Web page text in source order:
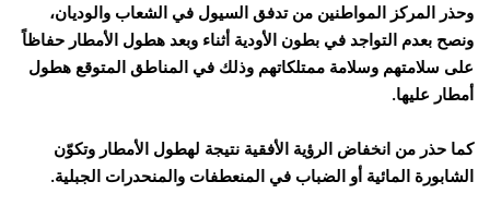
وحذر المركز المواطنين من تدفق السيول في الشعاب والوديان،
ونصح بعدم التواجد في بطون الأودية أثناء وبعد هطول الأمطار حفاظاً
على سلامتهم وسلامة ممتلكاتهم وذلك في المناطق المتوقع هطول
أمطار عليها.
كما حذر من انخفاض الرؤية الأفقية نتيجة لهطول الأمطار وتكوّن
الشابورة المائية أو الضباب في المنعطفات والمنحدرات الجبلية.